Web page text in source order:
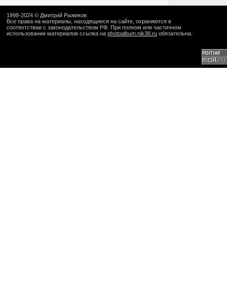
1998-2024 © Дмитрий Рыжиков
Все права на материалы, находящиеся на сайте, охраняются в
соответствии с законодательством РФ. При полном или частичном
использовании материалов ссылка на photoalbum.nik38.ru обязательна.